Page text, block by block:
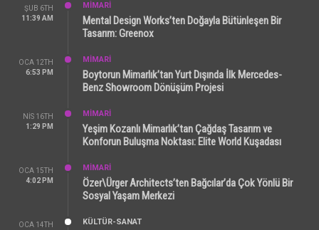
ŞUB 6TH
11:39 AM
MİMARİ
Mental Design Works’ten Doğayla Bütünleşen Bir
Tasarım: Greenox
OCA 12TH
6:53 PM
MİMARİ
Boytorun Mimarlık’tan Yurt Dışında İlk Mercedes-
Benz Showroom Dönüşüm Projesi
NIS 16TH
1:29 PM
MİMARİ
Yeşim Kozanlı Mimarlık’tan Çağdaş Tasarım ve
Konforun Buluşma Noktası: Elite World Kuşadası
OCA 15TH
4:02 PM
MİMARİ
Özer\Ürger Architects’ten Bağcılar’da Çok Yönlü Bir
Sosyal Yaşam Merkezi
OCA 14TH
KÜLTÜR-SANAT